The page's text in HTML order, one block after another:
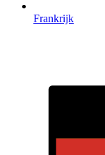
Frankrijk